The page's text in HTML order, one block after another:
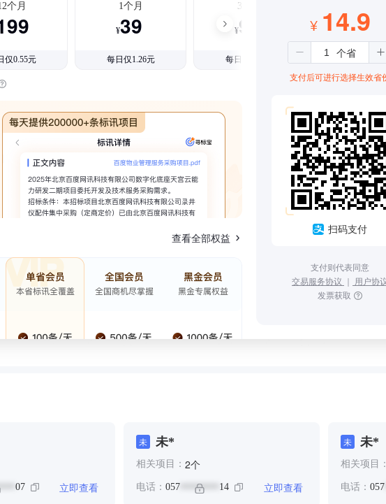
个月
仅0.55元
1个月
¥39
每日仅1.26元
3个月
¥99
每日仅1.08元
查看全部权益
¥ 14.9
支付后可进行选择生效省
扫码支付
支付则代表同意
交易服务协议 ｜ 用户协
发票获取
07 立即查看
未 未*
相关项目： 2个
电话： 057 ******** 14 立即查看
未 未*
相关项目：
电话： 057